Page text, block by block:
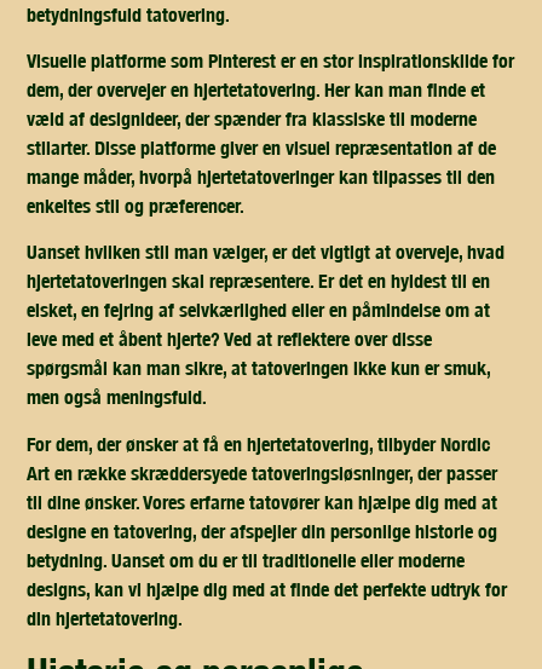
betydningsfuld tatovering.
Visuelle platforme som Pinterest er en stor inspirationskilde for
dem, der overvejer en hjertetatovering. Her kan man finde et
væld af designideer, der spænder fra klassiske til moderne
stilarter. Disse platforme giver en visuel repræsentation af de
mange måder, hvorpå hjertetatoveringer kan tilpasses til den
enkeltes stil og præferencer.
Uanset hvilken stil man vælger, er det vigtigt at overveje, hvad
hjertetatoveringen skal repræsentere. Er det en hyldest til en
elsket, en fejring af selvkærlighed eller en påmindelse om at
leve med et åbent hjerte? Ved at reflektere over disse
spørgsmål kan man sikre, at tatoveringen ikke kun er smuk,
men også meningsfuld.
For dem, der ønsker at få en hjertetatovering, tilbyder Nordic
Art en række skræddersyede tatoveringsløsninger, der passer
til dine ønsker. Vores erfarne tatovører kan hjælpe dig med at
designe en tatovering, der afspejler din personlige historie og
betydning. Uanset om du er til traditionelle eller moderne
designs, kan vi hjælpe dig med at finde det perfekte udtryk for
din hjertetatovering.